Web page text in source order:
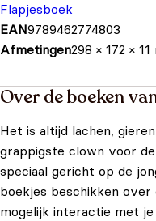
Flapjesboek
EAN9789462774803
Afmetingen298 × 172 × 11
Over de boeken
Het is altijd lachen,
grappigste clown voor
speciaal gericht op de
boekjes beschikken
mogelijk interactie met